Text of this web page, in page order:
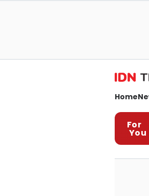
Home
For
You